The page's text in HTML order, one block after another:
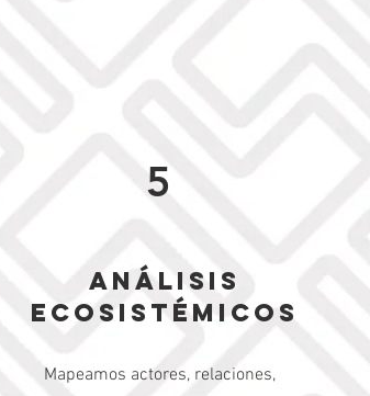
5
Análisis
ecosistémicos
Mapeamos actores, relaciones,